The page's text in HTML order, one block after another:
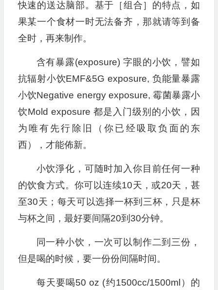
快速的送达脑部。基于［组合］的特点，如
果某一个食材一时无法备齐，那就请等到备
全时，再来制作。
含有暴露(exposure) 字眼的小饮，譬如
抗辐射小饮EMF&5G exposure, 负能量暴露
小饮Negative energy exposure, 霉菌暴露小
饮Mold exposure 都是入门级别的小饮，因
为唯有先行除旧（你已经吸取负面的东
西），才能佈新。
小饮淨化，可随时加入你目前任何一种
的饮食方式。你可以连续10天，或20天，甚
至30天；每天可以选择一杯到三杯，只是杯
与杯之间，最好要间隔20到30分钟。
同一种小饮，一次可以制作二到三份，
但是喝的时候，要一份份间隔时间。
每天要喝50 oz (约1500cc/1500ml）的